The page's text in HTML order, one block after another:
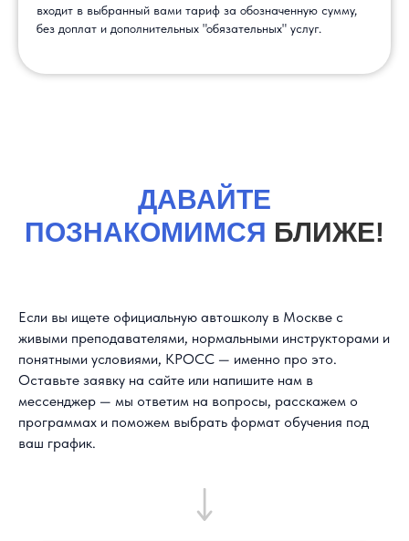
входит в выбранный вами тариф за обозначенную сумму,
без доплат и дополнительных "обязательных" услуг.
ДАВАЙТЕ
ПОЗНАКОМИМСЯ БЛИЖЕ!
Если вы ищете официальную автошколу в Москве с
живыми преподавателями, нормальными инструкторами и
понятными условиями, КРОСС — именно про это.
Оставьте заявку на сайте или напишите нам в
мессенджер — мы ответим на вопросы, расскажем о
программах и поможем выбрать формат обучения под
ваш график.